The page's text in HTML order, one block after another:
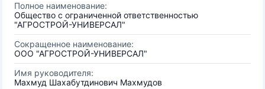
Полное наименование:
Общество с ограниченной ответственностью
"АГРОСТРОЙ-УНИВЕРСАЛ"
Сокращенное наименование:
ООО "АГРОСТРОЙ-УНИВЕРСАЛ"
Имя руководителя:
Махмуд Шахабутдинович Махмудов